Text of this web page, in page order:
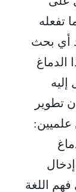
تفعله
أي بحث
الدماغ
تطوير
فهم اللغة